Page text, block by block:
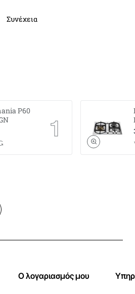
Συνέχεια
P60
Ο λογαριασμός μου